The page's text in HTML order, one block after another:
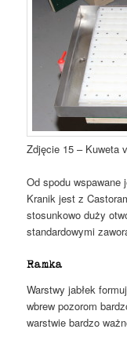
Zdjęcie 15 – Kuweta
Od spodu wspawane
Kranik jest z
stosunkowo duży
standardowymi
Ramka
Warstwy jabłek
wbrew pozorom
warstwie bardzo